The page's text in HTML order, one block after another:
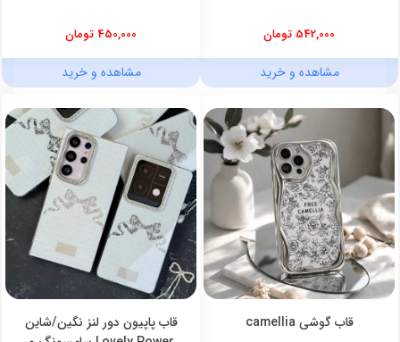
542,000 تومان
مشاهده و خرید
450,000 تومان
مشاهده و خرید
قاب گوشی camellia
قاب پاپیون دور لنز نگین/شاین